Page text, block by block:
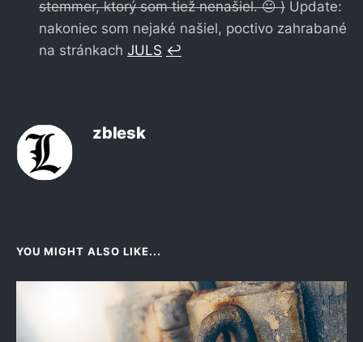
stemmer, ktorý som tiež nenašiel. 😐 ) Update:
nakoniec som nejaké našiel, poctivo zahrabané
na stránkach JULS ↩︎
zblesk
YOU MIGHT ALSO LIKE...